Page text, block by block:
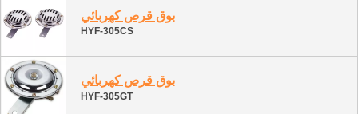
بوق قرص كهربائي
HYF-305CS
بوق قرص كهربائي
HYF-305GT